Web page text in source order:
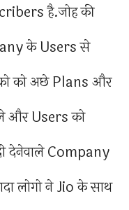
है.जोह की
के Users से
को अछे Plans और
और Users को
देनेवाले Company
लोगो ने Jio के साथ